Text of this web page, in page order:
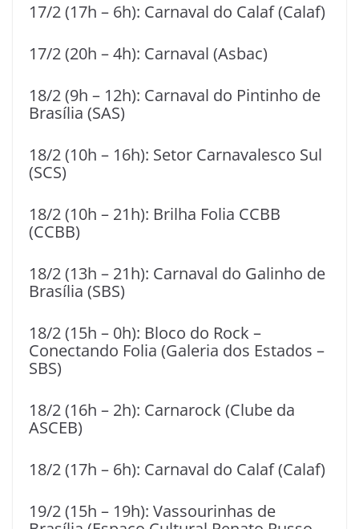
17/2 (17h – 6h): Carnaval do Calaf (Calaf)
17/2 (20h – 4h): Carnaval (Asbac)
18/2 (9h – 12h): Carnaval do Pintinho de
Brasília (SAS)
18/2 (10h – 16h): Setor Carnavalesco Sul
(SCS)
18/2 (10h – 21h): Brilha Folia CCBB
(CCBB)
18/2 (13h – 21h): Carnaval do Galinho de
Brasília (SBS)
18/2 (15h – 0h): Bloco do Rock –
Conectando Folia (Galeria dos Estados –
SBS)
18/2 (16h – 2h): Carnarock (Clube da
ASCEB)
18/2 (17h – 6h): Carnaval do Calaf (Calaf)
19/2 (15h – 19h): Vassourinhas de